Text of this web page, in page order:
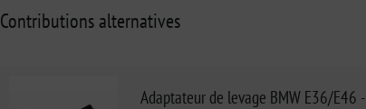
Contributions alternatives
Adaptateur de levage BMW E36/E46 -